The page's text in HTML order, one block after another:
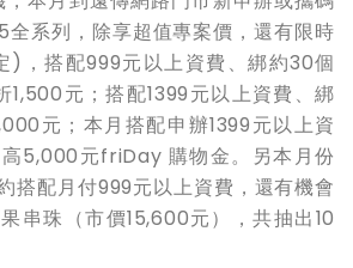
全系列，除享超值專案價，還有限時
)，搭配999元以上資費、綁約30個
1,500元；搭配1399元以上資費、綁
元；本月搭配申辦1399元以上資
5,000元friDay 購物金。另本月份
搭配月付999元以上資費，還有機會
串珠（市價15,600元），共抽出10